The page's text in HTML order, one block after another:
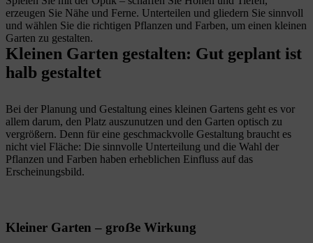
erzeugen Sie Nähe und Ferne. Unterteilen und gliedern Sie sinnvoll
und wählen Sie die richtigen Pflanzen und Farben, um einen kleinen
Garten zu gestalten.
Kleinen Garten gestalten: Gut geplant ist
halb gestaltet
Bei der Planung und Gestaltung eines kleinen Gartens geht es vor
allem darum, den Platz auszunutzen und den Garten optisch zu
vergrößern. Denn für eine geschmackvolle Gestaltung braucht es
nicht viel Fläche: Die sinnvolle Unterteilung und die Wahl der
Pflanzen und Farben haben erheblichen Einfluss auf das
Erscheinungsbild.
Kleiner Garten – groẞe Wirkung